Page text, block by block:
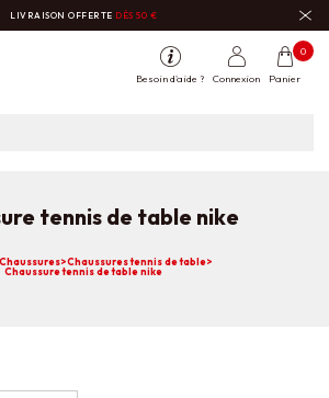
LIVRAISON OFFERTE DÈS 50 €
Besoin d'aide ? Connexion Panier
0
tennis de table nike
Chaussures>Chaussures tennis de table>
Chaussure tennis de table nike